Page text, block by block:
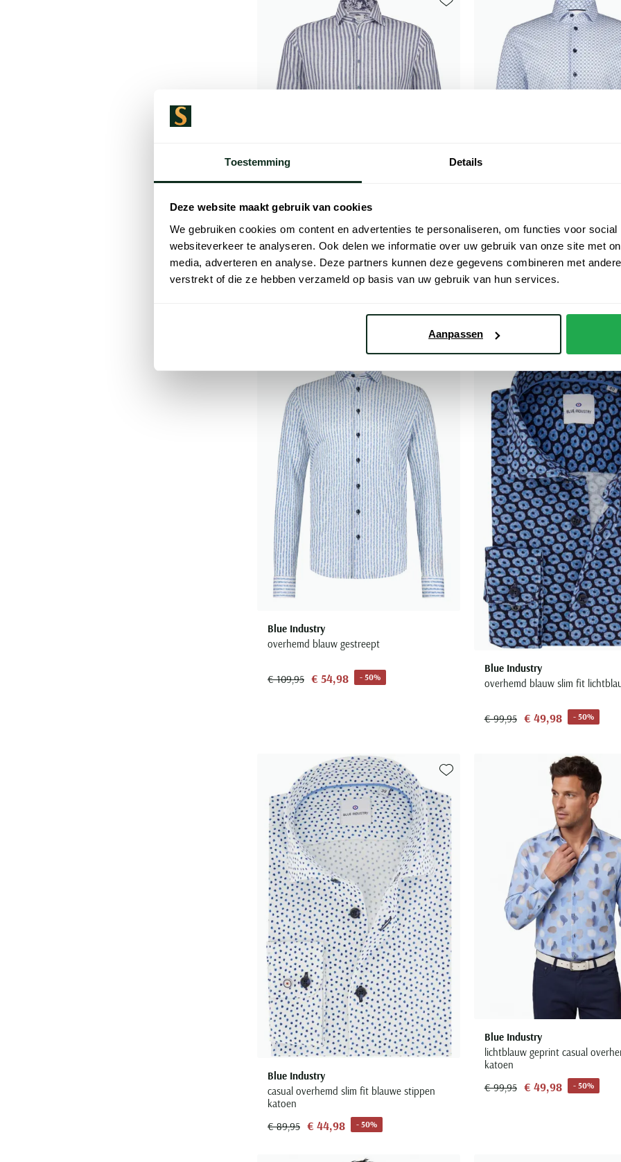
Toestemming Details
Deze website maakt gebruik van cookies
We gebruiken cookies om content en advertenties te personaliseren, om functies voor
websiteverkeer te analyseren. Ook delen we informatie over uw gebruik van onze site met
media, adverteren en analyse. Deze partners kunnen deze gegevens combineren met
verstrekt of die ze hebben verzameld op basis van uw gebruik van hun services.
Aanpassen
Blue Industry
overhemd donkerblauw gestreept
- 50%
Toevoegen aan favorieten
Blue Industry
overhemd lichtblauw geprint
€ 109,95 € 54,98 - 50%
Blue Industry
overhemd blauw gestreept
€ 109,95 € 54,98 - 50%
Toevoegen aan favorieten
Blue Industry
overhemd blauw slim fit
€ 99,95 € 49,98 - 50%
Blue Industry
casual overhemd slim fit blauwe stippen
katoen
€ 89,95 € 44,98 - 50%
Blue Industry
lichtblauw geprint casual
katoen
€ 99,95 € 49,98 - 50%